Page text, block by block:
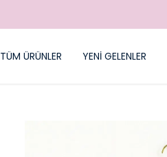
TÜM ÜRÜNLER YENİ GELENLER